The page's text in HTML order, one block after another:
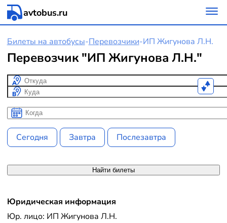
avtobus.ru
Билеты на автобусы-Перевозчики-ИП Жигунова Л.Н.
Перевозчик "ИП Жигунова Л.Н."
Откуда
Куда
Когда
Когда
Сегодня Завтра Послезавтра
Найти билеты
Юридическая информация
Юр. лицо: ИП Жигунова Л.Н.